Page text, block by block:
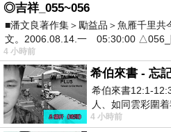
◎吉祥_055~056
■潘文良著作集＞勵益品＞魚雁千里
文。2006.08.14.一 05:30:00
4 小時前
希伯來書 - 忘
希伯來書12:1-
人、如同雲彩圍
去容易纏累我們的
4 小時前